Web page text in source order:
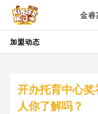
金
加盟动态
开办托育中心
人你了解吗？